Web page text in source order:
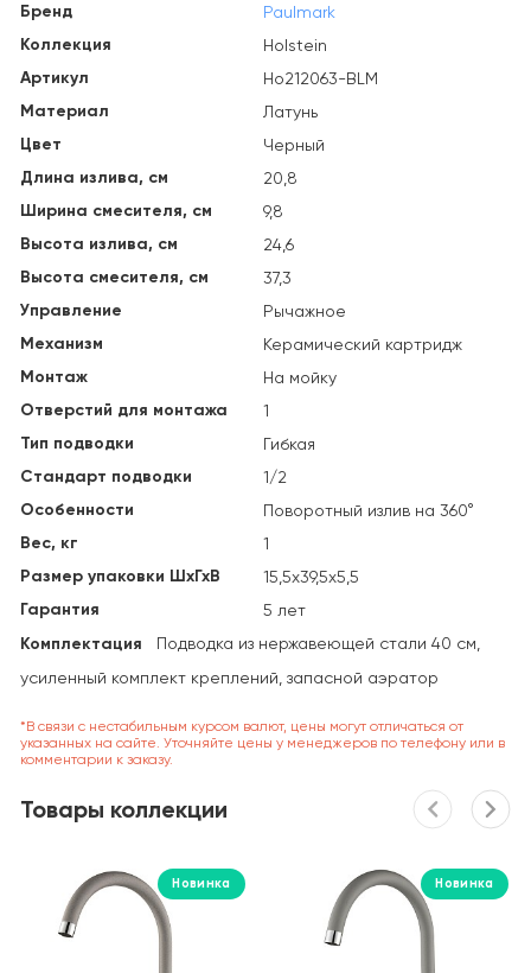
Бренд Paulmark
Коллекция Holstein
Артикул Ho212063-BLM
Материал Латунь
Цвет Черный
Длина излива, см 20,8
Ширина смесителя, см 9,8
Высота излива, см 24,6
Высота смесителя, см 37,3
Управление Рычажное
Механизм Керамический картридж
Монтаж На мойку
Отверстий для монтажа 1
Тип подводки Гибкая
Стандарт подводки 1/2
Особенности Поворотный излив на 360°
Вес, кг 1
Размер упаковки ШхГхВ 15,5х39,5х5,5
Гарантия 5 лет
Комплектация Подводка из нержавеющей стали 40 см,
усиленный комплект креплений, запасной аэратор
*В связи с нестабильным курсом валют, цены могут отличаться от
указанных на сайте. Уточняйте цены у менеджеров по телефону или в
комментарии к заказу.
Товары коллекции
Новинка Новинка